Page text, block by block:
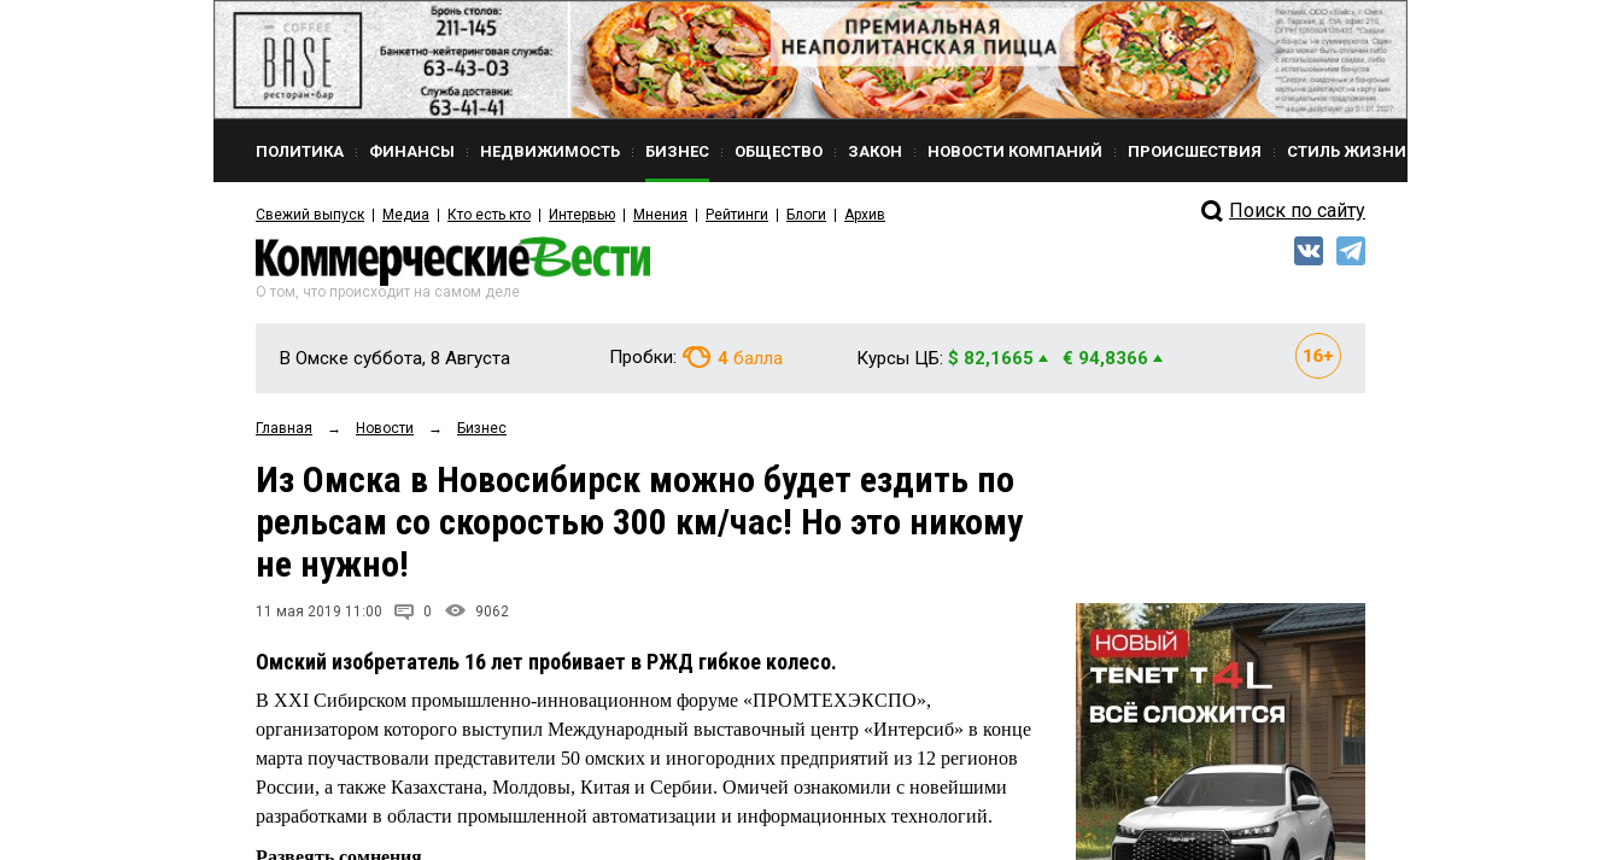
ПОЛИТИКА ФИНАНСЫ НЕДВИЖИМОСТЬ БИЗНЕС ОБЩЕСТВО ЗАКОН НОВОСТИ КОМПАНИЙ ПРОИСШЕСТВИЯ СТИЛЬ ЖИЗНИ
Свежий выпуск Медиа Кто есть кто Интервью Мнения Рейтинги Блоги Архив Поиск по сайту
О том, что происходит на самом деле
В Омске суббота, 8 Августа Пробки: 4 балла Курсы ЦБ: $ 82,1665 € 94,8366
Главная → Новости → Бизнес
Из Омска в Новосибирск можно будет ездить по
рельсам со скоростью 300 км/час! Но это никому
не нужно!
11 мая 2019 11:00 0 9062
Омский изобретатель 16 лет пробивает в РЖД гибкое колесо.
В XXI Сибирском промышленно-инновационном форуме «ПРОМТЕХЭКСПО»,
организатором которого выступил Международный выставочный центр «Интерсиб» в конце
марта поучаствовали представители 50 омских и иногородних предприятий из 12 регионов
России, а также Казахстана, Молдовы, Китая и Сербии. Омичей ознакомили с новейшими
разработками в области промышленной автоматизации и информационных технологий.